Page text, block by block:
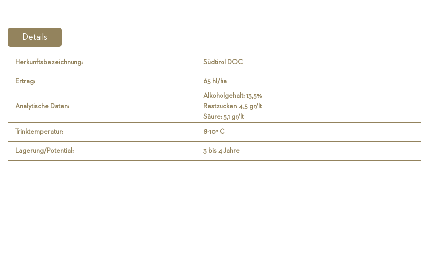
Details
Herkunftsbezeichnung: Südtirol DOC
Ertrag: 65 hl/ha
Analytische Daten:
Alkoholgehalt: 13,5%
Restzucker: 4,5 gr/lt
Säure: 5,1 gr/lt
Trinktemperatur: 8-10° C
Lagerung/Potential: 3 bis 4 Jahre